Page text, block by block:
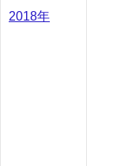
2018年